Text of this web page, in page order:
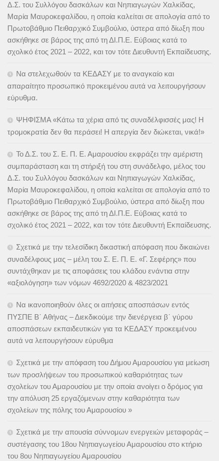
Δ.Σ. του Συλλόγου δασκάλων και Νηπιαγωγών Χαλκίδας,
Μαρία Μαυροκεφαλίδου, η οποία καλείται σε απολογία από το
Πρωτοβάθμιο Πειθαρχικό Συμβούλιο, ύστερα από δίωξη που
ασκήθηκε σε βάρος της από τη ΔΙ.Π.Ε. Εύβοιας κατά το
σχολικό έτος 2021 – 2022, και τον τότε Διευθυντή Εκπαίδευσης.
Να στελεχωθούν τα ΚΕΔΑΣΥ με το αναγκαίο και
απαραίτητο προσωπικό προκειμένου αυτά να λειτουργήσουν
εύρυθμα.
ΨΗΦΙΣΜΑ «Κάτω τα χέρια από τις συναδέλφισσές μας! Η
τρομοκρατία δεν θα περάσει! Η απεργία δεν διώκεται, νικά!»
Το Δ.Σ. του Σ. Ε. Π. Ε. Αμαρουσίου εκφράζει την αμέριστη
συμπαράσταση και τη στήριξή του στη συνάδελφο, μέλος του
Δ.Σ. του Συλλόγου δασκάλων και Νηπιαγωγών Χαλκίδας,
Μαρία Μαυροκεφαλίδου, η οποία καλείται σε απολογία από το
Πρωτοβάθμιο Πειθαρχικό Συμβούλιο, ύστερα από δίωξη που
ασκήθηκε σε βάρος της από τη ΔΙ.Π.Ε. Εύβοιας κατά το
σχολικό έτος 2021 – 2022, και τον τότε Διευθυντή Εκπαίδευσης.
Σχετικά με την τελεσίδικη δικαστική απόφαση που δικαιώνει
συναδέλφους μας – μέλη του Σ. Ε. Π. Ε. «Γ. Σεφέρης» που
συντάχθηκαν με τις αποφάσεις του κλάδου ενάντια στην
«αξιολόγηση» των νόμων 4692/2020 & 4823/2021
Να ικανοποιηθούν όλες οι αιτήσεις αποσπάσων εντός
ΠΥΣΠΕ Β΄ Αθήνας – Διεκδικούμε την διενέργεια β΄ γύρου
αποσπάσεων εκπαιδευτικών για τα ΚΕΔΑΣΥ προκειμένου
αυτά να λειτουργήσουν εύρυθμα
Σχετικά με την απόφαση του Δήμου Αμαρουσίου για μείωση
των προσλήψεων του προσωπικού καθαριότητας των
σχολείων του Αμαρουσίου με την οποία ανοίγει ο δρόμος για
την απόλυση 25 εργαζόμενων στην καθαριότητα των
σχολείων της πόλης του Αμαρουσίου »
Σχετικά με την απουσία σύννομων ενεργειών μεταφοράς –
συστέγασης του 18ου Νηπιαγωγείου Αμαρουσίου στο κτήριο
του 8ου Νηπιαγωγείου Αμαρουσίου